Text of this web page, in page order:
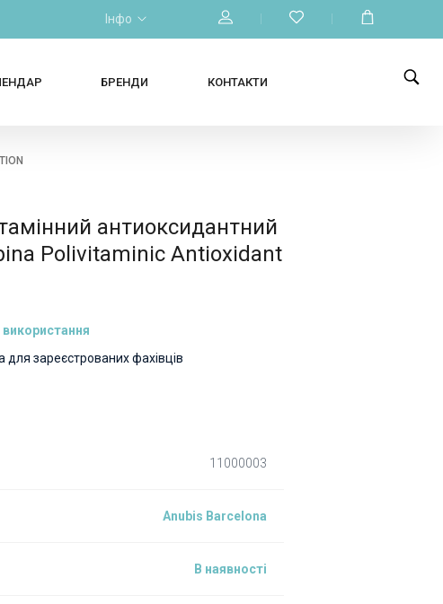
Інфо
БРЕНДИ КОНТАКТИ
антиоксидантний
Polivitaminic Antioxidant
для зареєстрованих фахівців
11000003
Anubis Barcelona
В наявності